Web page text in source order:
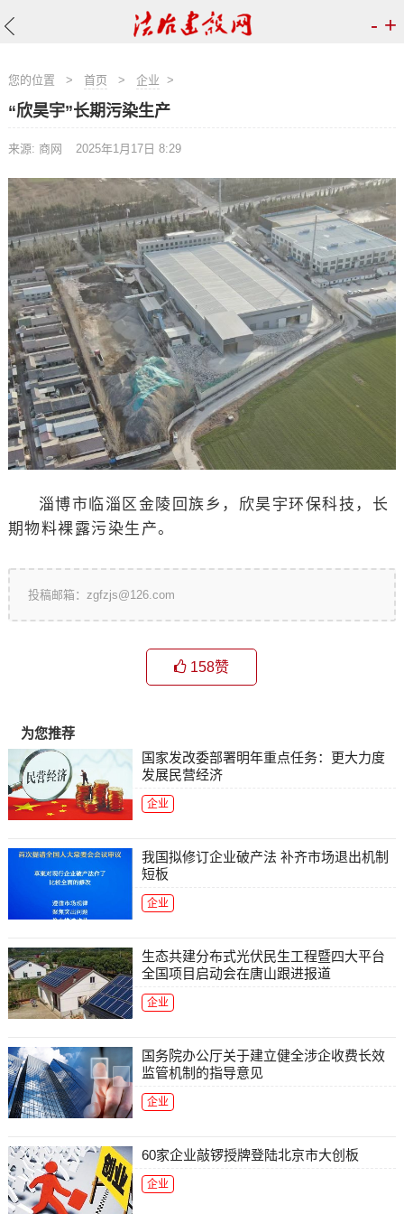
- +
您的位置 > 首页 > 企业 >
“欣昊宇”长期污染生产
来源: 商网 2025年1月17日 8:29
淄博市临淄区金陵回族乡，欣昊宇环保科技，长
期物料裸露污染生产。
投稿邮箱：zgfzjs@126.com
158赞
为您推荐
国家发改委部署明年重点任务：更大力度
发展民营经济
企业
我国拟修订企业破产法 补齐市场退出机制
短板
企业
生态共建分布式光伏民生工程暨四大平台
全国项目启动会在唐山跟进报道
企业
国务院办公厅关于建立健全涉企收费长效
监管机制的指导意见
企业
60家企业敲锣授牌登陆北京市大创板
企业